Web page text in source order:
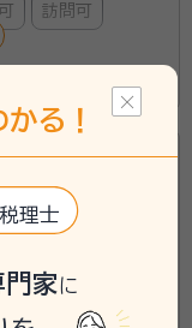
訪問可
元保証相談士、公認シ
処理システム監査技
公認システム監査人 勤
東京出張講座(慶應
Program
誠実な対応。「相
る！
理士
家に